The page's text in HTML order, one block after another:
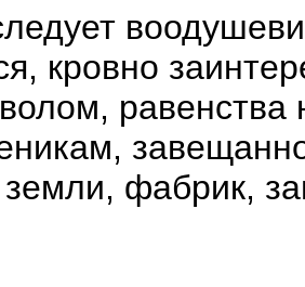
кровно
фабрик,